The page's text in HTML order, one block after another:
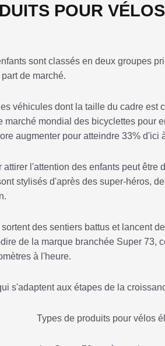
POUR
sont classés en deux groupes
de marché.
véhicules dont la taille du cadre
mondial des bicyclettes pour
augmenter pour atteindre 33% d'ici
attirer l'attention des enfants peut
stylisés d'après des super-héros,
sortent des sentiers battus et lancent
de la marque branchée Super 73,
à l'heure.
s'adaptent aux étapes de la